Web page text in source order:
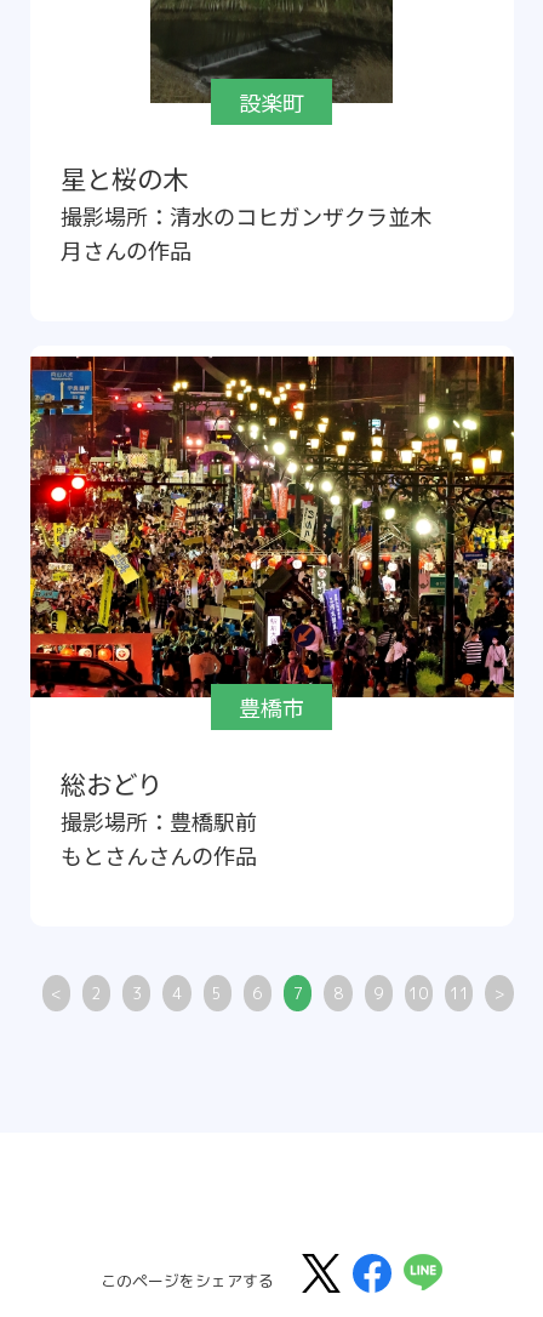
設楽町
星と桜の木
撮影場所： 清水のコヒガンザクラ並木
月 さんの作品
豊橋市
総おどり
撮影場所： 豊橋駅前
もとさんさんの作品
< 2 3 4 5 6 7 8 9 10 11 >
このページをシェアする